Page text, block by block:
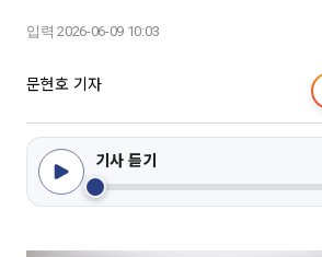
입력 2026-06-09 10:03
문현호 기자
기사 듣기